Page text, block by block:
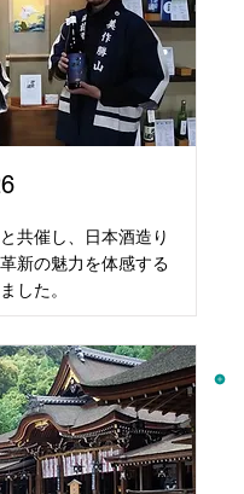
共催し、日本酒造り
新の魅力を体感する
した。